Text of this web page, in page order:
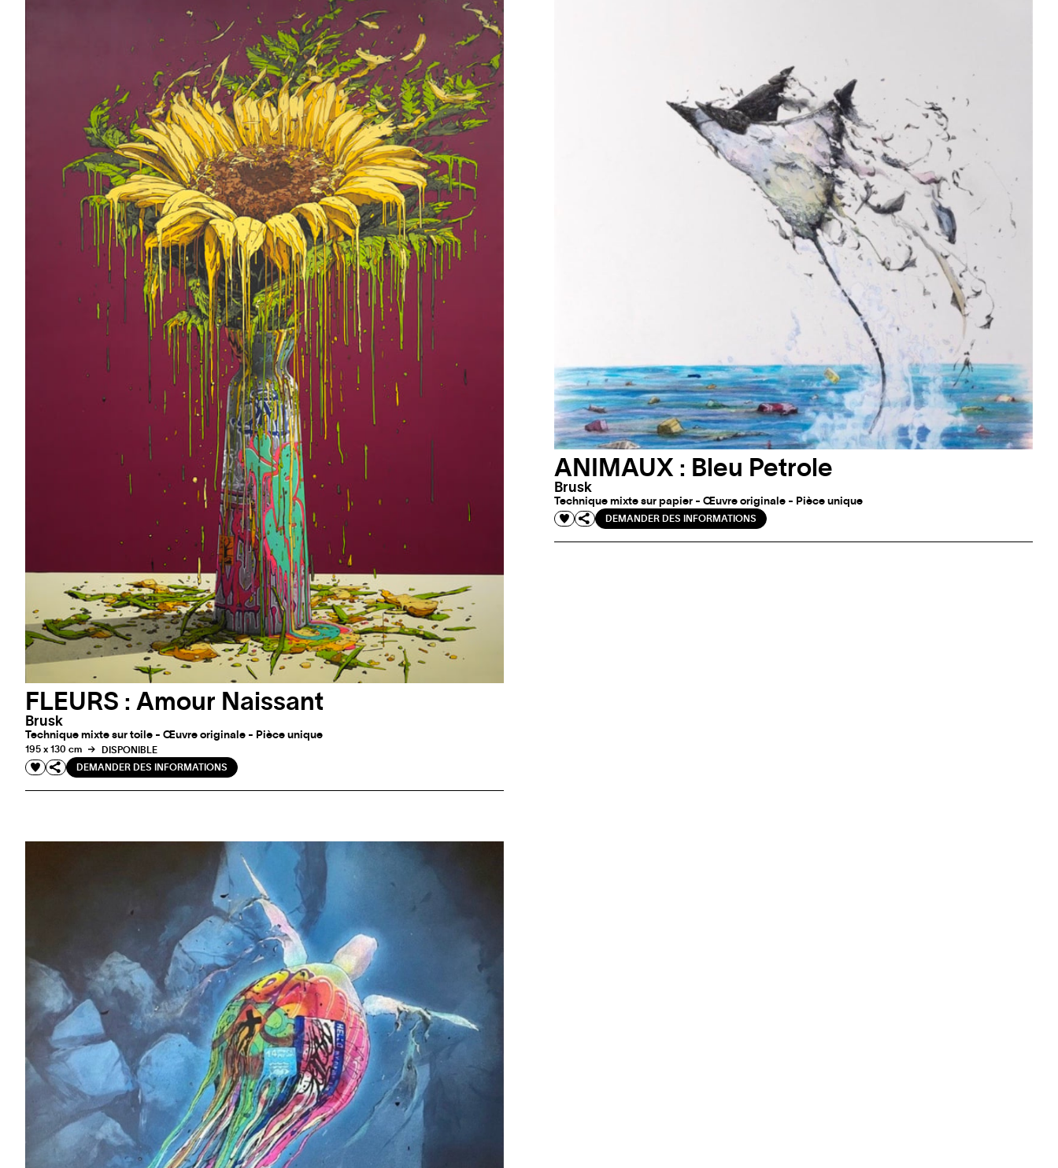
FLEURS : Amour Naissant
Brusk
Technique mixte sur toile - Œuvre originale - Pièce unique
195 x 130 cm
DISPONIBLE
DEMANDER DES INFORMATIONS
ANIMAUX : Bleu Petrole
Brusk
Technique mixte sur papier - Œuvre originale - Pièce unique
DEMANDER DES INFORMATIONS